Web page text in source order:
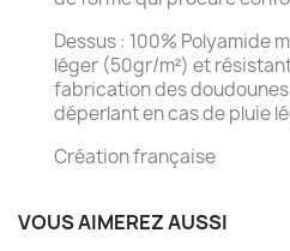
Dessus : 100% Polyamide
léger (50gr/m²) et
fabrication des
déperlant en cas de pluie
Création française
VOUS AIMEREZ AUSSI